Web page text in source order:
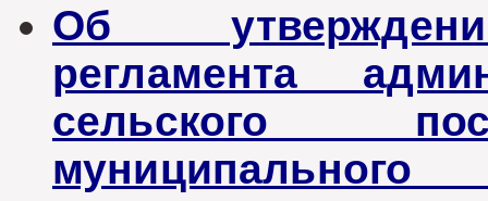
Об
регламента
сельского
муниципального